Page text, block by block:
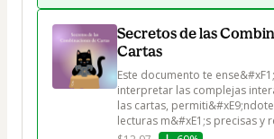
Secretos de las
Cartas
Este documento te
interpretar las complejas
las cartas,
lecturas m&#xE1;s precisas y